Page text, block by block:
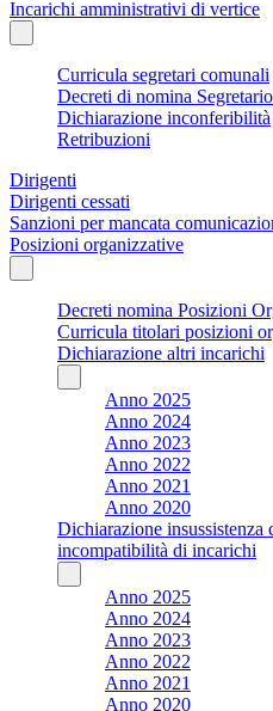
Incarichi amministrativi di vertice
Curricula segretari comunali
Decreti di nomina
Dichiarazione inconferibilità
Retribuzioni
Dirigenti
Dirigenti cessati
Sanzioni per mancata
Posizioni organizzative
Decreti nomina Posizioni
Curricula titolari posizioni
Dichiarazione altri incarichi
Anno 2025
Anno 2024
Anno 2023
Anno 2022
Anno 2021
Anno 2020
Dichiarazione insussistenza
incompatibilità di incarichi
Anno 2025
Anno 2024
Anno 2023
Anno 2022
Anno 2021
Anno 2020